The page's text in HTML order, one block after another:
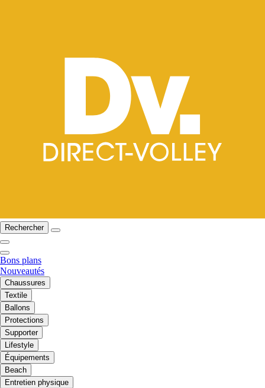
Rechercher
Bons plans
Nouveautés
Chaussures
Textile
Ballons
Protections
Supporter
Lifestyle
Équipements
Beach
Entretien physique